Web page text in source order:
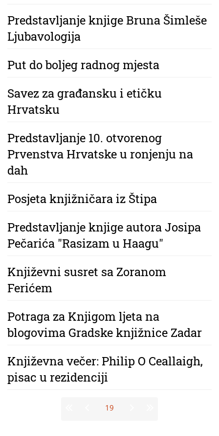
Predstavljanje knjige Bruna Šimleše
Ljubavologija
Put do boljeg radnog mjesta
Savez za građansku i etičku
Hrvatsku
Predstavljanje 10. otvorenog
Prvenstva Hrvatske u ronjenju na
dah
Posjeta knjižničara iz Štipa
Predstavljanje knjige autora Josipa
Pečarića "Rasizam u Haagu"
Književni susret sa Zoranom
Ferićem
Potraga za Knjigom ljeta na
blogovima Gradske knjižnice Zadar
Književna večer: Philip O Ceallaigh,
pisac u rezidenciji
19